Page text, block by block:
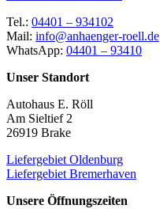
Tel.: 04401 – 934102
Mail: info@anhaenger-roell.de
WhatsApp: 04401 – 93410
Unser Standort
Autohaus E. Röll
Am Sieltief 2
26919 Brake
Liefergebiet Oldenburg
Liefergebiet Bremerhaven
Unsere Öffnungszeiten